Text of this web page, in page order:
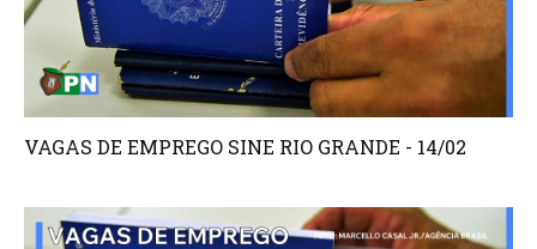
VAGAS DE EMPREGO SINE RIO GRANDE - 14/02